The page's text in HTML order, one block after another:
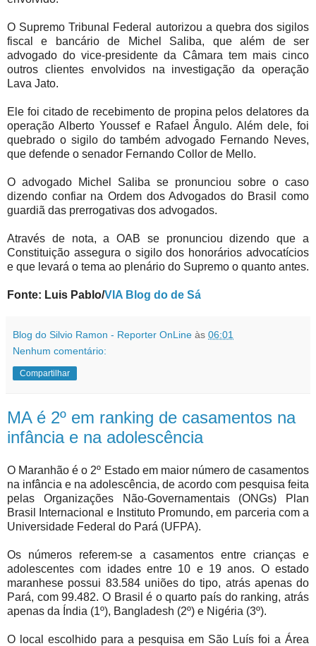
O Supremo Tribunal Federal autorizou a quebra dos sigilos
fiscal e bancário de Michel Saliba, que além de ser
advogado do vice-presidente da Câmara tem mais cinco
outros clientes envolvidos na investigação da operação
Lava Jato.
Ele foi citado de recebimento de propina pelos delatores da
operação Alberto Youssef e Rafael Ângulo. Além dele, foi
quebrado o sigilo do também advogado Fernando Neves,
que defende o senador Fernando Collor de Mello.
O advogado Michel Saliba se pronunciou sobre o caso
dizendo confiar na Ordem dos Advogados do Brasil como
guardiã das prerrogativas dos advogados.
Através de nota, a OAB se pronunciou dizendo que a
Constituição assegura o sigilo dos honorários advocatícios
e que levará o tema ao plenário do Supremo o quanto antes.
Fonte: Luis Pablo/VIA Blog do de Sá
Blog do Silvio Ramon - Reporter OnLine às 06:01
Nenhum comentário:
Compartilhar
MA é 2º em ranking de casamentos na
infância e na adolescência
O Maranhão é o 2º Estado em maior número de casamentos
na infância e na adolescência, de acordo com pesquisa feita
pelas Organizações Não-Governamentais (ONGs) Plan
Brasil Internacional e Instituto Promundo, em parceria com a
Universidade Federal do Pará (UFPA).
Os números referem-se a casamentos entre crianças e
adolescentes com idades entre 10 e 19 anos. O estado
maranhese possui 83.584 uniões do tipo, atrás apenas do
Pará, com 99.482. O Brasil é o quarto país do ranking, atrás
apenas da Índia (1º), Bangladesh (2º) e Nigéria (3º).
O local escolhido para a pesquisa em São Luís foi a Área